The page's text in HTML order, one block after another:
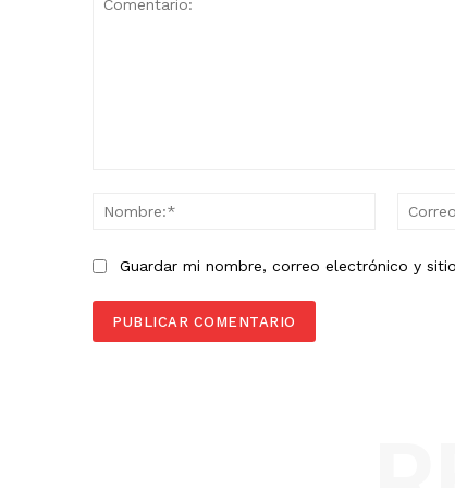
Nombre:*
Guardar mi nombre, correo electrónico y